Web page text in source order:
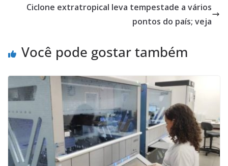
Ciclone extratropical leva tempestade a vários
pontos do país; veja
Você pode gostar também